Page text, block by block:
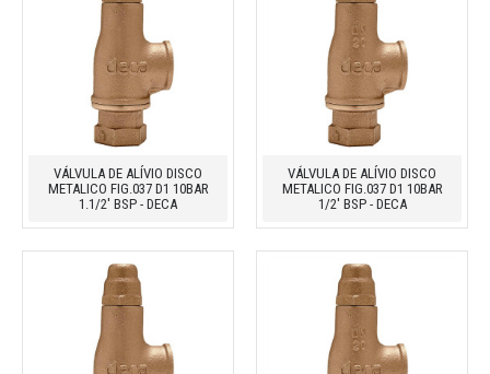
VÁLVULA DE ALÍVIO DISCO
METALICO FIG.037 D1 10BAR
1.1/2' BSP - DECA
VÁLVULA DE ALÍVIO DISCO
METALICO FIG.037 D1 10BAR
1/2' BSP - DECA